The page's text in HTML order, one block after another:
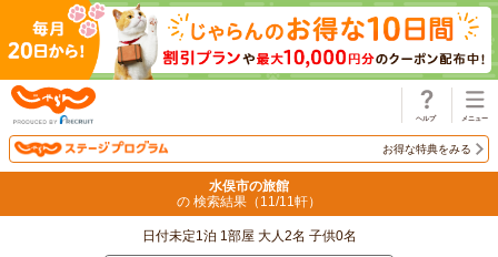
お得な特典をみる
水俣市の旅館
の 検索結果（ 11 /11 軒）
日付未定1泊 1部屋 大人2名 子供0名